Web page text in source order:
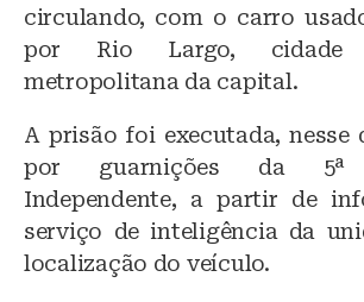
y
o
o
k
p
p
circulando, com o carro
por Rio Largo, cidade
metropolitana da capital.
A prisão foi executada, nesse
por guarnições da 5ª
Independente, a partir de
serviço de inteligência da
localização do veículo.